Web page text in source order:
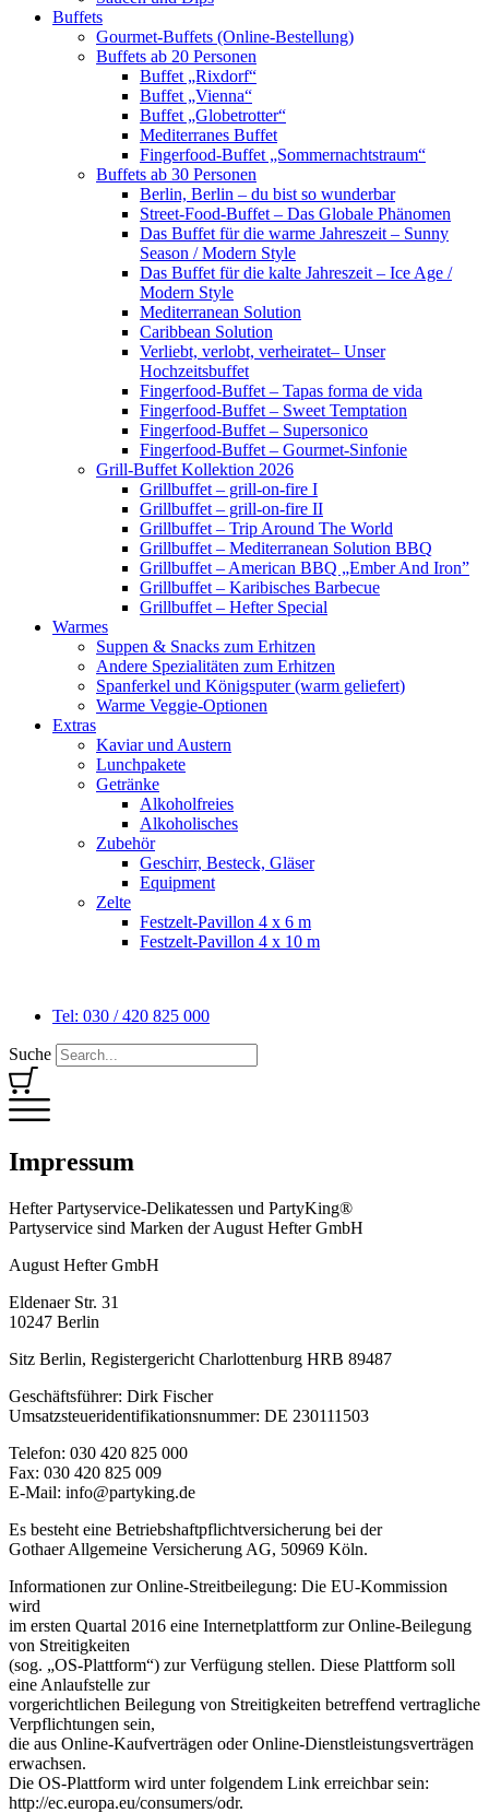
Buffets
Gourmet-Buffets (Online-Bestellung)
Buffets ab 20 Personen
Buffet „Rixdorf“
Buffet „Vienna“
Buffet „Globetrotter“
Mediterranes Buffet
Fingerfood-Buffet „Sommernachtstraum“
Buffets ab 30 Personen
Berlin, Berlin – du bist so wunderbar
Street-Food-Buffet – Das Globale Phänomen
Das Buffet für die warme Jahreszeit – Sunny
Season / Modern Style
Das Buffet für die kalte Jahreszeit – Ice Age /
Modern Style
Mediterranean Solution
Caribbean Solution
Verliebt, verlobt, verheiratet– Unser
Hochzeitsbuffet
Fingerfood-Buffet – Tapas forma de vida
Fingerfood-Buffet – Sweet Temptation
Fingerfood-Buffet – Supersonico
Fingerfood-Buffet – Gourmet-Sinfonie
Grill-Buffet Kollektion 2026
Grillbuffet – grill-on-fire I
Grillbuffet – grill-on-fire II
Grillbuffet – Trip Around The World
Grillbuffet – Mediterranean Solution BBQ
Grillbuffet – American BBQ „Ember And Iron”
Grillbuffet – Karibisches Barbecue
Grillbuffet – Hefter Special
Warmes
Suppen & Snacks zum Erhitzen
Andere Spezialitäten zum Erhitzen
Spanferkel und Königsputer (warm geliefert)
Warme Veggie-Optionen
Extras
Kaviar und Austern
Lunchpakete
Getränke
Alkoholfreies
Alkoholisches
Zubehör
Geschirr, Besteck, Gläser
Equipment
Zelte
Festzelt-Pavillon 4 x 6 m
Festzelt-Pavillon 4 x 10 m
Tel: 030 / 420 825 000
Suche
Impressum
Hefter Partyservice-Delikatessen und PartyKing®
Partyservice sind Marken der August Hefter GmbH
August Hefter GmbH
Eldenaer Str. 31
10247 Berlin
Sitz Berlin, Registergericht Charlottenburg HRB 89487
Geschäftsführer: Dirk Fischer
Umsatzsteueridentifikationsnummer: DE 230111503
Telefon: 030 420 825 000
Fax: 030 420 825 009
E-Mail: info@partyking.de
Es besteht eine Betriebshaftpflichtversicherung bei der
Gothaer Allgemeine Versicherung AG, 50969 Köln.
Informationen zur Online-Streitbeilegung: Die EU-Kommission
wird
im ersten Quartal 2016 eine Internetplattform zur Online-Beilegung
von Streitigkeiten
(sog. „OS-Plattform“) zur Verfügung stellen. Diese Plattform soll
eine Anlaufstelle zur
vorgerichtlichen Beilegung von Streitigkeiten betreffend vertragliche
Verpflichtungen sein,
die aus Online-Kaufverträgen oder Online-Dienstleistungsverträgen
erwachsen.
Die OS-Plattform wird unter folgendem Link erreichbar sein:
http://ec.europa.eu/consumers/odr.